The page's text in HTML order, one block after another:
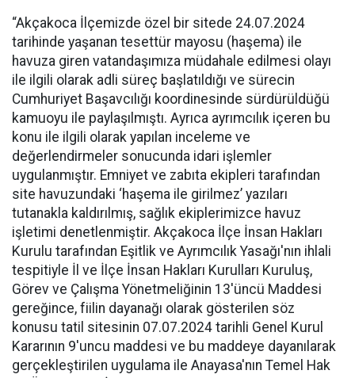
“Akçakoca İlçemizde özel bir sitede 24.07.2024
tarihinde yaşanan tesettür mayosu (haşema) ile
havuza giren vatandaşımıza müdahale edilmesi olayı
ile ilgili olarak adli süreç başlatıldığı ve sürecin
Cumhuriyet Başavcılığı koordinesinde sürdürüldüğü
kamuoyu ile paylaşılmıştı. Ayrıca ayrımcılık içeren bu
konu ile ilgili olarak yapılan inceleme ve
değerlendirmeler sonucunda idari işlemler
uygulanmıştır. Emniyet ve zabıta ekipleri tarafından
site havuzundaki ‘haşema ile girilmez’ yazıları
tutanakla kaldırılmış, sağlık ekiplerimizce havuz
işletimi denetlenmiştir. Akçakoca İlçe İnsan Hakları
Kurulu tarafından Eşitlik ve Ayrımcılık Yasağı'nın ihlali
tespitiyle İl ve İlçe İnsan Hakları Kurulları Kuruluş,
Görev ve Çalışma Yönetmeliğinin 13'üncü Maddesi
gereğince, fiilin dayanağı olarak gösterilen söz
konusu tatil sitesinin 07.07.2024 tarihli Genel Kurul
Kararının 9'uncu maddesi ve bu maddeye dayanılarak
gerçekleştirilen uygulama ile Anayasa'nın Temel Hak